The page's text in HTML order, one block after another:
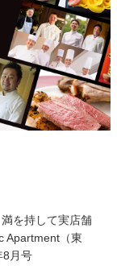
を持して実店舗
Apartment（東
月号